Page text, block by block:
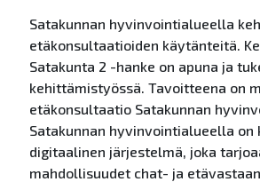
Satakunnan hyvinvointialueella
etäkonsultaatioiden käytänteitä.
Satakunta 2 -hanke on apuna ja
kehittämistyössä. Tavoitteena on
etäkonsultaatio Satakunnan
Satakunnan hyvinvointialueella on
digitaalinen järjestelmä, joka
mahdollisuudet chat- ja